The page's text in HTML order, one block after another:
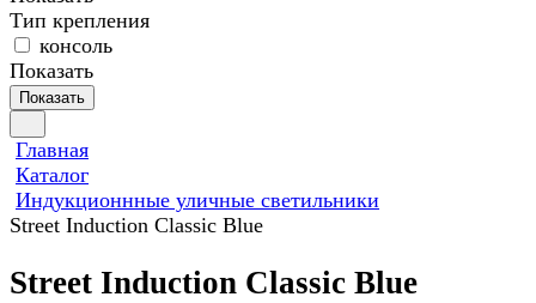
Тип крепления
консоль
Показать
Показать
Главная
Каталог
Индукционнные уличные светильники
Street Induction Classic Blue
Street Induction Classic Blue